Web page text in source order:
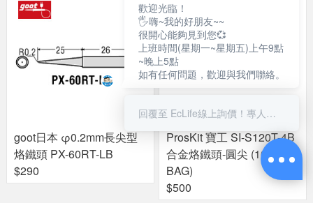
goot日本 φ0.2mm長尖型
烙鐵頭 PX-60RT-LB
$290
ProsKit 寶工 SI-S120T-4B
合金烙鐵頭-圓尖 (10 PCS /
BAG)
$500
歡迎光臨！
🖐嗨~我的好朋友~~
很開心能夠見到您💞
上班時間(星期一~星期五)上午9點
~晚上5點
如有任何問題，歡迎與我們聯絡。
回覆至 EcLife線上詢價！專人服務